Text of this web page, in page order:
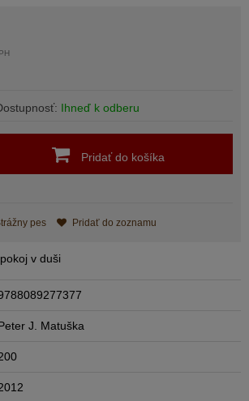
Ihneď k odberu
Pridať do košíka
pes Pridať do zoznamu
v duši
J. Matuška